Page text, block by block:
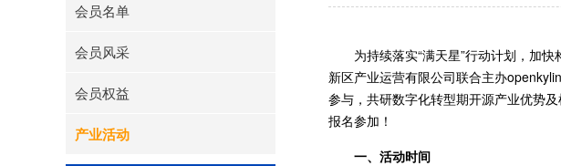
会员名单
会员风采
会员权益
产业活动
为持续落实“满天星”行动计划，加
新区产业运营有限公司联合主办
参与，共研数字化转型期开源产业优势
报名参加！
一、活动时间